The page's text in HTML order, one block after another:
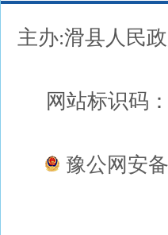
主办:滑县人民
网站标识码
豫公网安